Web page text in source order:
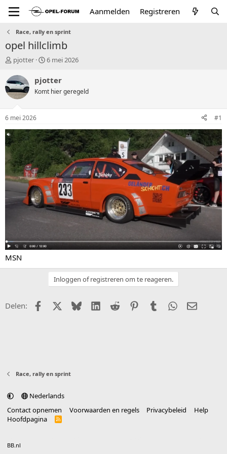
Aanmelden Registreren
Race, rally en sprint
opel hillclimb
T
p
i
c
a
r
t
e
r
pjotter
S
a
t
u
m
6 mei 2026
pjotter
Komt hier geregeld
6 mei 2026 #1
MSN
Inloggen of registreren om te reageren.
Delen: FacebookX (Twitter)
BlueskyLinkedIn
Reddit PinterestTumblr WhatsApp
E-mail
Race, rally en sprint
Nederlands
Contact opnemen
Voorwaarden en regels Privacybeleid
Help
Hoofdpagina
R
BB.nl